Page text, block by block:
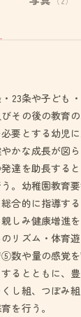
23条や子ども
その後の教育
要とする幼児
かな成長が図
達を助長する
。幼稚園教育
合的に指導す
しみ健康増進
リズム・体育
数や量の感覚
るとともに、
し組、つぼみ
を行う。